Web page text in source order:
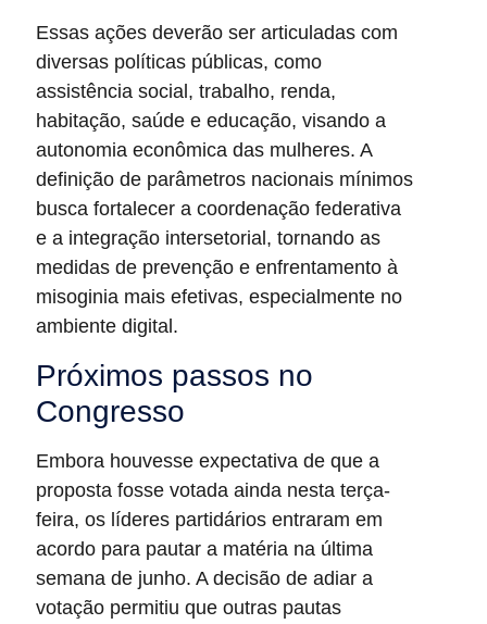
Essas ações deverão ser articuladas com
diversas políticas públicas, como
assistência social, trabalho, renda,
habitação, saúde e educação, visando a
autonomia econômica das mulheres. A
definição de parâmetros nacionais mínimos
busca fortalecer a coordenação federativa
e a integração intersetorial, tornando as
medidas de prevenção e enfrentamento à
misoginia mais efetivas, especialmente no
ambiente digital.
Próximos passos no
Congresso
Embora houvesse expectativa de que a
proposta fosse votada ainda nesta terça-
feira, os líderes partidários entraram em
acordo para pautar a matéria na última
semana de junho. A decisão de adiar a
votação permitiu que outras pautas